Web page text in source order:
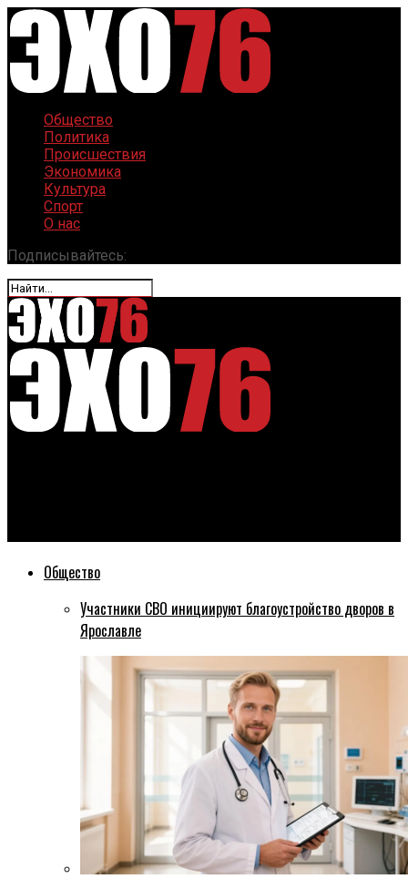
Общество
Политика
Происшествия
Экономика
Культура
Спорт
О нас
Подписывайтесь:
Общество
Участники СВО инициируют благоустройство дворов в
Ярославле